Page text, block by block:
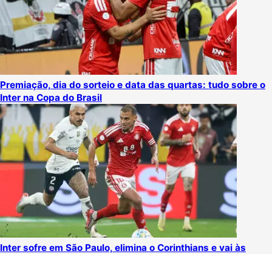
Premiação, dia do sorteio e data das quartas: tudo sobre o
Inter na Copa do Brasil
Inter sofre em São Paulo, elimina o Corinthians e vai às